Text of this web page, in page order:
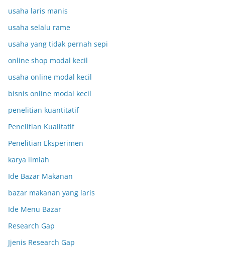
usaha laris manis
usaha selalu rame
usaha yang tidak pernah sepi
online shop modal kecil
usaha online modal kecil
bisnis online modal kecil
penelitian kuantitatif
Penelitian Kualitatif
Penelitian Eksperimen
karya ilmiah
Ide Bazar Makanan
bazar makanan yang laris
Ide Menu Bazar
Research Gap
Jjenis Research Gap